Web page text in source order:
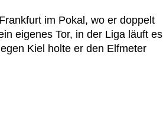
im Pokal, wo er doppelt
eigenes Tor, in der Liga läuft es
Kiel holte er den Elfmeter